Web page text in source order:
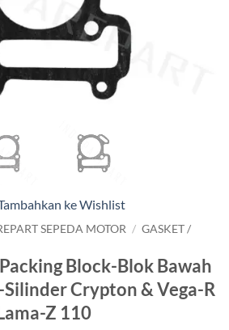
ke Wishlist
SEPEDA MOTOR / GASKET /
Block-Blok Bawah
Crypton & Vega-R
Z 110